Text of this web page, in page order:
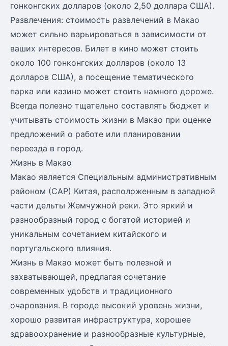
гонконгских долларов (около 2,50 доллара США).
Развлечения: стоимость развлечений в Макао
может сильно варьироваться в зависимости от
ваших интересов. Билет в кино может стоить
около 100 гонконгских долларов (около 13
долларов США), а посещение тематического
парка или казино может стоить намного дороже.
Всегда полезно тщательно составлять бюджет и
учитывать стоимость жизни в Макао при оценке
предложений о работе или планировании
переезда в город.
Жизнь в Макао
Макао является Специальным административным
районом (САР) Китая, расположенным в западной
части дельты Жемчужной реки. Это яркий и
разнообразный город с богатой историей и
уникальным сочетанием китайского и
португальского влияния.
Жизнь в Макао может быть полезной и
захватывающей, предлагая сочетание
современных удобств и традиционного
очарования. В городе высокий уровень жизни,
хорошо развитая инфраструктура, хорошее
здравоохранение и разнообразные культурные,